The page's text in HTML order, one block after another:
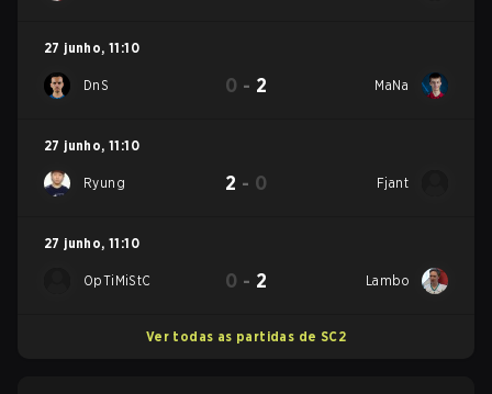
27 junho, 11:10
DnS 0 - 2 MaNa
27 junho, 11:10
Ryung 2 - 0 Fjant
27 junho, 11:10
OpTiMiStC 0 - 2 Lambo
Ver todas as partidas de SC2